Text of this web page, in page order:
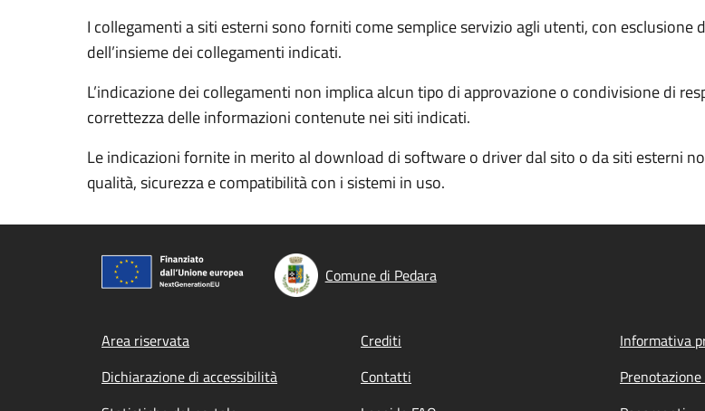
I collegamenti a siti esterni sono forniti come semplice servizio agli utenti, con
dell’insieme dei collegamenti indicati.
L’indicazione dei collegamenti non implica alcun tipo di approvazione o condivisione di
correttezza delle informazioni contenute nei siti indicati.
Le indicazioni fornite in merito al download di software o driver dal sito o da siti esterni
qualità, sicurezza e compatibilità con i sistemi in uso.
Comune di Pedara
Footer menu
Area riservata Crediti Informativa
Dichiarazione di accessibilità
Contatti